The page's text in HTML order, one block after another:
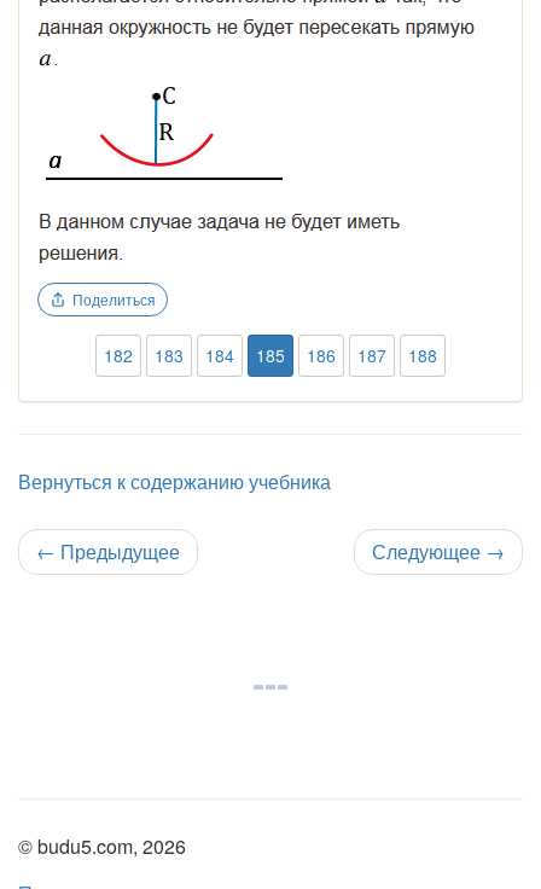
Поделиться
182 183 184 185 186 187 188
Вернуться к содержанию учебника
← Предыдущее Следующее →
© budu5.com, 2026